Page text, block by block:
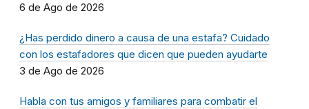
6 de Ago de 2026
¿Has perdido dinero a causa de una estafa? Cuidado
con los estafadores que dicen que pueden ayudarte
3 de Ago de 2026
Habla con tus amigos y familiares para combatir el